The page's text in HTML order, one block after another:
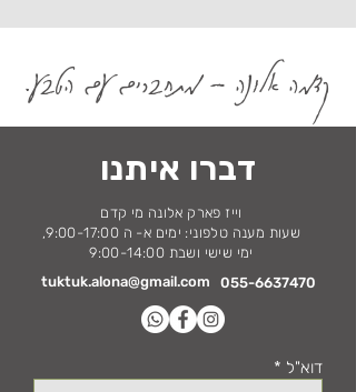
קדמה אלונה - מתחברים עם הטבע.
דברו איתנו
וייז פארק אלונה מי קדם
שעות מענה טלפוני: ימים א- ה 9:00-17:00,
ימי שישי ושבת 9:00-14:00
055-6637470
tuktuk.alona@gmail.com
דוא"ל